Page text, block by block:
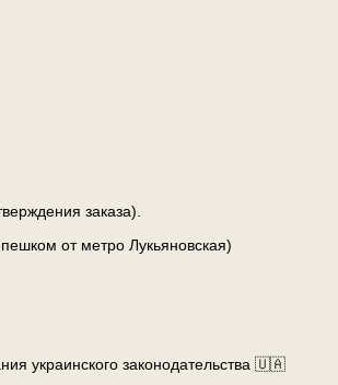
заказа).
от метро Лукьяновская)
украинского законодательства 🇺🇦